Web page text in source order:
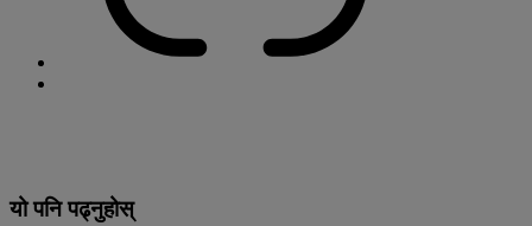
यो पनि पढ्नुहोस्